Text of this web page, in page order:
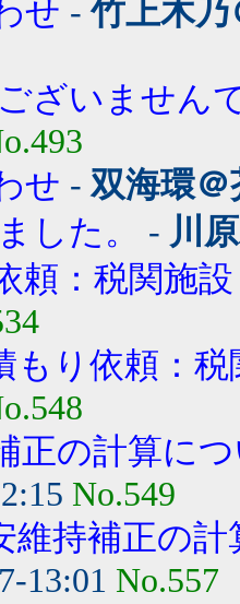
せ -竹上木
ざいません
せ -双海環
した。
- 川
頼：税関施設
もり依頼：税
正の計算に
No.549
維持補正の
13:01 No.557